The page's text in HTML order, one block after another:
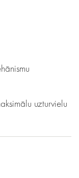
uzturvielu